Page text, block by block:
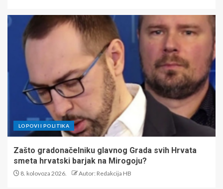
LOPOVI I POLITIKA
Zašto gradonačelniku glavnog Grada svih Hrvata
smeta hrvatski barjak na Mirogoju?
8. kolovoza 2026. Autor: Redakcija HB